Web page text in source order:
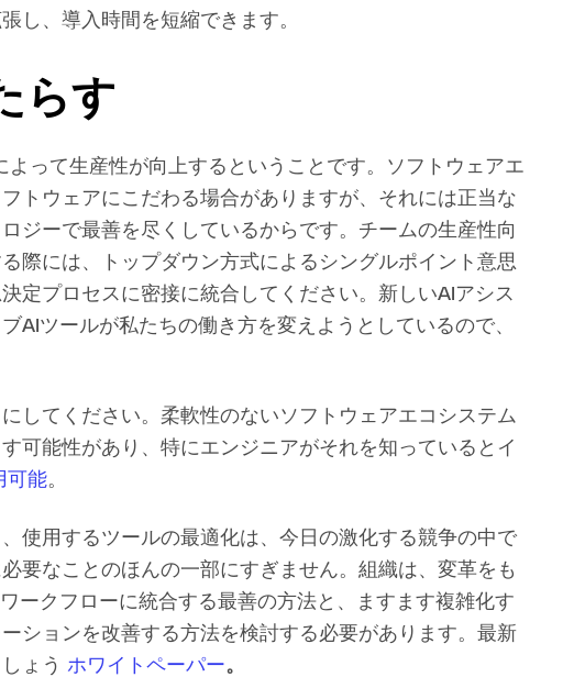
し、導入時間を短縮できます。
らす
って生産性が向上するということです。ソフトウェアエ
トウェアにこだわる場合がありますが、それには正当な
ジーで最善を尽くしているからです。チームの生産性向
際には、トップダウン方式によるシングルポイント意思
定プロセスに密接に統合してください。新しいAIアシス
AIツールが私たちの働き方を変えようとしているので、
してください。柔軟性のないソフトウェアエコシステム
可能性があり、特にエンジニアがそれを知っているとイ
可能。
使用するツールの最適化は、今日の激化する競争の中で
要なことのほんの一部にすぎません。組織は、変革をも
ークフローに統合する最善の方法と、ますます複雑化す
ションを改善する方法を検討する必要があります。最新
ょう ホワイトペーパー。